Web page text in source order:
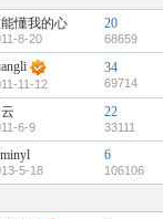
懂我的心
8-20
20
68659
11-12
34
69714
6-9
22
33111
5-18
6
106106